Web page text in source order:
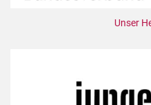
Unser